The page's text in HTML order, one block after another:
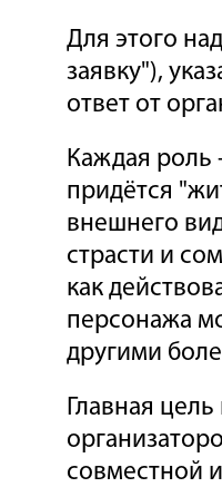
Для этого
заявку"),
ответ от
Каждая роль
придётся
внешнего
страсти и
как
персонажа
другими
Главная
совместной